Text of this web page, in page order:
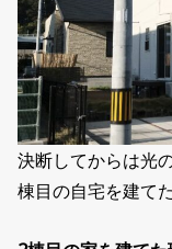
決断してからは光
棟目の自宅を建て